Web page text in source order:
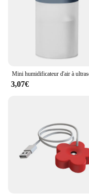
3,07€